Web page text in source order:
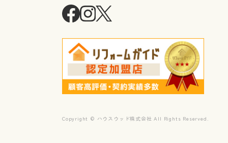
Copyright © ハウスウッド株式会社 All Rights Reserved.